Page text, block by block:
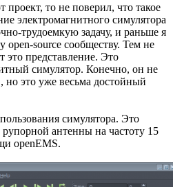
проект, то не поверил, что такое
электромагнитного симулятора
трудоемкую задачу, и раньше я
open-source сообществу. Тем не
это представление. Это
симулятор. Конечно, он не
но это уже весьма достойный
симулятора. Это
антенны на частоту 15
openEMS.